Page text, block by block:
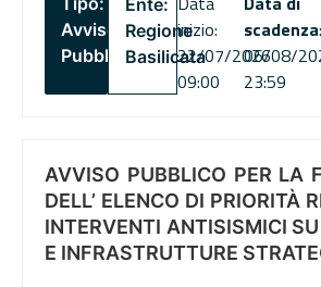
Avviso
Pubblico
Ente:
Regione
Basilicata
inizio:
22/07/2026
09:00
scadenza:
06/08/
23:59
AVVISO PUBBLICO PER LA
DELL’ ELENCO DI PRIORITÀ
INTERVENTI ANTISISMICI
E INFRASTRUTTURE